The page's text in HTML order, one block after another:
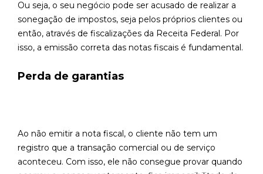
Ou seja, o seu negócio pode ser acusado de realizar a
sonegação de impostos, seja pelos próprios clientes ou
então, através de fiscalizações da Receita Federal. Por
isso, a emissão correta das notas fiscais é fundamental.
Perda de garantias
Ao não emitir a nota fiscal, o cliente não tem um
registro que a transação comercial ou de serviço
aconteceu. Com isso, ele não consegue provar quando